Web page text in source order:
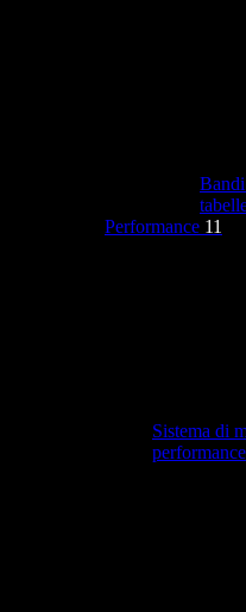
Performance 11
Sistema di
performance